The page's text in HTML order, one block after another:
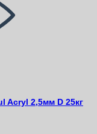
Acryl 2,5мм D 25кг